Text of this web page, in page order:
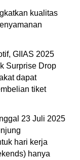
kualitas
GIIAS 2025
Surprise Drop
dapat
tiket
23 Juli 2025
hari kerja
hanya